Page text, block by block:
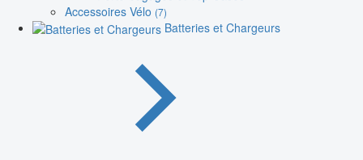
Accessoires Vélo (7)
Batteries et Chargeurs